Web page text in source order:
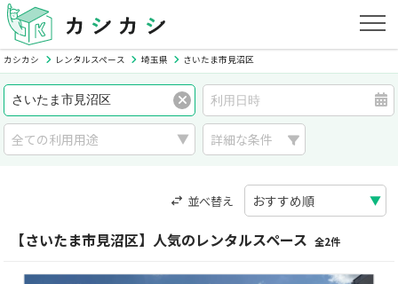
カシカシ レンタルスペース 埼玉県 さいたま市見沼区
詳細な条件
並べ替え
【さいたま市見沼区】人気のレンタルスペース 全2件